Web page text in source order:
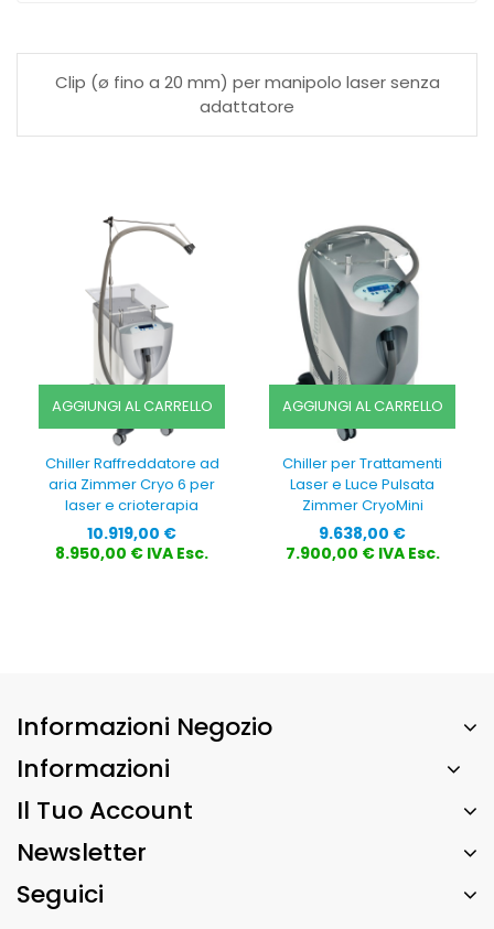
Clip (ø fino a 20 mm) per manipolo laser senza
adattatore
AGGIUNGI AL CARRELLO
Chiller Raffreddatore ad
aria Zimmer Cryo 6 per
laser e crioterapia
Prezzo
10.919,00 €
8.950,00 € IVA Esc.
AGGIUNGI AL CARRELLO
Chiller per Trattamenti
Laser e Luce Pulsata
Zimmer CryoMini
Prezzo
9.638,00 €
7.900,00 € IVA Esc.
Informazioni Negozio
Informazioni
Il Tuo Account
Newsletter
Seguici